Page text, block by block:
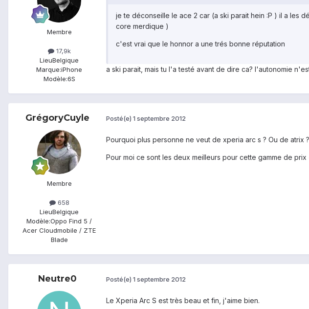
Membre
17,9k
LieuBelgique
Marque:iPhone
Modèle:6S
je te déconseille le ace 2 car (a ski parait hein :P ) il a les
core merdique )
c'est vrai que le honnor a une trés bonne réputation
a ski parait, mais tu l'a testé avant de dire ca? l'autonomie
GrégoryCuyle
Membre
658
LieuBelgique
Modèle:Oppo Find 5 /
Acer Cloudmobile / ZTE
Blade
Posté(e) 1 septembre 2012
Pourquoi plus personne ne veut de xperia arc s ? Ou de atrix ?
Pour moi ce sont les deux meilleurs pour cette gamme de prix
Neutre0 Posté(e) 1 septembre 2012
Le Xperia Arc S est très beau et fin, j'aime bien.